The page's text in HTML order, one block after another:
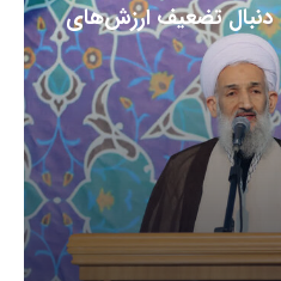
دنبال تضعیف ارزش‌های